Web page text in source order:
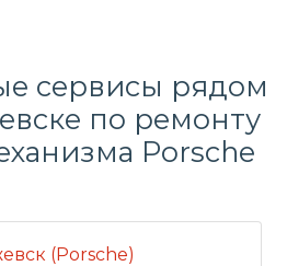
сервисы рядом
по ремонту
Porsche
(Porsche)